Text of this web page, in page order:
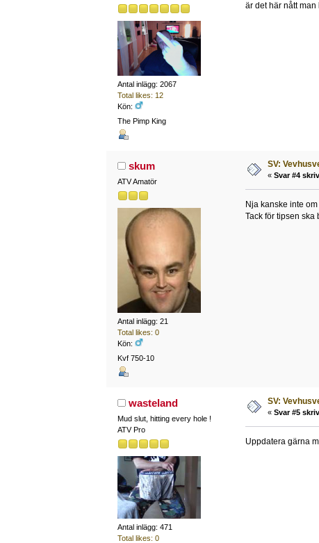
Antal inlägg: 2067
Total likes: 12
Kön:
The Pimp King
är det här nått
skum
ATV Amatör
Antal inlägg: 21
Total likes: 0
Kön:
Kvf 750-10
SV:
« Svar #4
Nja kanske inte
Tack för tipsen
wasteland
Mud slut, hitting every hole !
ATV Pro
Antal inlägg: 471
Total likes: 0
SV:
« Svar #5
Uppdatera gärna